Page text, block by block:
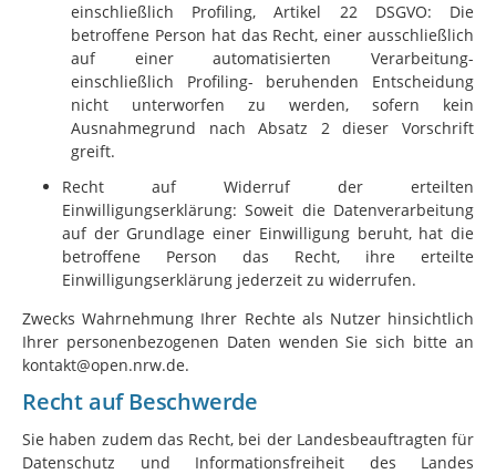
einschließlich Profiling, Artikel 22 DSGVO: Die
betroffene Person hat das Recht, einer ausschließlich
auf einer automatisierten Verarbeitung-
einschließlich Profiling- beruhenden Entscheidung
nicht unterworfen zu werden, sofern kein
Ausnahmegrund nach Absatz 2 dieser Vorschrift
greift.
Recht auf Widerruf der erteilten
Einwilligungserklärung: Soweit die Datenverarbeitung
auf der Grundlage einer Einwilligung beruht, hat die
betroffene Person das Recht, ihre erteilte
Einwilligungserklärung jederzeit zu widerrufen.
Zwecks Wahrnehmung Ihrer Rechte als Nutzer hinsichtlich
Ihrer personenbezogenen Daten wenden Sie sich bitte an
kontakt@open.nrw.de.
Recht auf Beschwerde
Sie haben zudem das Recht, bei der Landesbeauftragten für
Datenschutz und Informationsfreiheit des Landes